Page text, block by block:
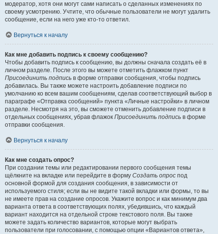
модератор, хотя они могут сами написать о сделанных изменениях по
своему усмотрению. Учтите, что обычные пользователи не могут удалить
сообщение, если на него уже кто-то ответил.
Вернуться к началу
Как мне добавить подпись к своему сообщению?
Чтобы добавить подпись к сообщению, вы должны сначала создать её в
личном разделе. После этого вы можете отметить флажком пункт
Присоединить подпись в форме отправки сообщения, чтобы подпись
добавилась. Вы также можете настроить добавление подписи по
умолчанию ко всем вашим сообщениям, сделав соответствующий выбор в
параграфе «Отправка сообщений» пункта «Личные настройки» в личном
разделе. Несмотря на это, вы сможете отменить добавление подписи в
отдельных сообщениях, убрав флажок Присоединить подпись в форме
отправки сообщения.
Вернуться к началу
Как мне создать опрос?
При создании темы или редактировании первого сообщения темы
щёлкните на вкладке или перейдите в форму Создать опрос под
основной формой для создания сообщения, в зависимости от
используемого стиля; если вы не видите такой вкладки или формы, то вы
не имеете прав на создание опросов. Укажите вопрос и как минимум два
варианта ответа в соответствующих полях, убедившись, что каждый
вариант находится на отдельной строке текстового поля. Вы также
можете задать количество вариантов, которые могут выбрать
пользователи при голосовании, с помощью опции «Вариантов ответа»,